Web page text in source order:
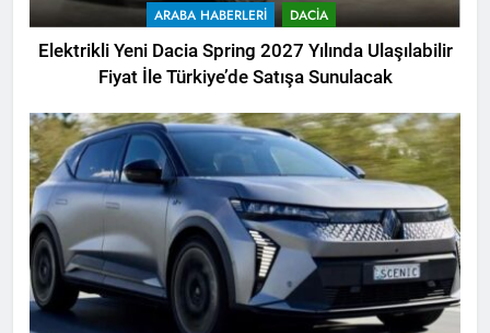
ARABA HABERLERI DACIA
Elektrikli Yeni Dacia Spring 2027 Yılında Ulaşılabilir
Fiyat İle Türkiye’de Satışa Sunulacak